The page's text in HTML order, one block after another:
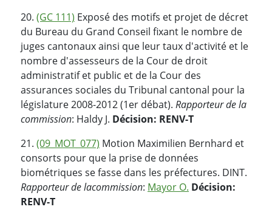
20. (GC 111) Exposé des motifs et projet de décret
du Bureau du Grand Conseil fixant le nombre de
juges cantonaux ainsi que leur taux d'activité et le
nombre d'assesseurs de la Cour de droit
administratif et public et de la Cour des
assurances sociales du Tribunal cantonal pour la
législature 2008-2012 (1er débat). Rapporteur de la
commission: Haldy J. Décision: RENV-T
21. (09_MOT_077) Motion Maximilien Bernhard et
consorts pour que la prise de données
biométriques se fasse dans les préfectures. DINT.
Rapporteur de lacommission: Mayor O. Décision:
RENV-T